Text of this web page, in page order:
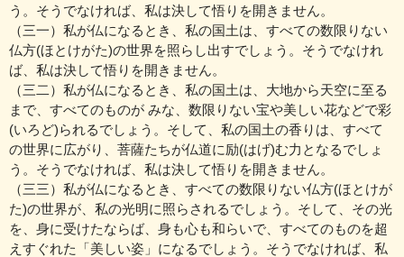
う。そうでなければ、私は決して悟りを開きません。
（三一）私が仏になるとき、私の国土は、すべての数限りない
仏方(ほとけがた)の世界を照らし出すでしょう。そうでなけれ
ば、私は決して悟りを開きません。
（三二）私が仏になるとき、私の国土は、大地から天空に至る
まで、すべてのものが みな、数限りない宝や美しい花などで彩
(いろど)られるでしょう。そして、私の国土の香りは、すべて
の世界に広がり、菩薩たちが仏道に励(はげ)む力となるでしょ
う。そうでなければ、私は決して悟りを開きません。
（三三）私が仏になるとき、すべての数限りない仏方(ほとけが
た)の世界が、私の光明に照らされるでしょう。そして、その光
を、身に受けたならば、身も心も和らいで、すべてのものを超
えすぐれた「美しい姿」になるでしょう。そうでなければ、私